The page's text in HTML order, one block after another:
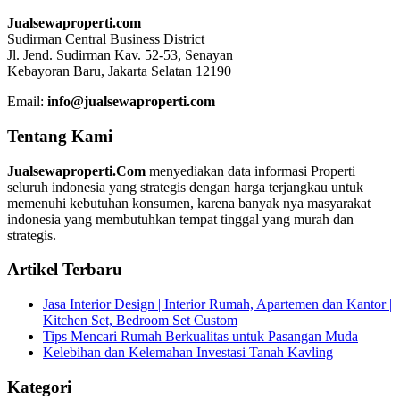
Jualsewaproperti.com
Sudirman Central Business District
Jl. Jend. Sudirman Kav. 52-53, Senayan
Kebayoran Baru, Jakarta Selatan 12190
Email: info@jualsewaproperti.com
Tentang Kami
Jualsewaproperti.Com menyediakan data informasi Properti
seluruh indonesia yang strategis dengan harga terjangkau untuk
memenuhi kebutuhan konsumen, karena banyak nya masyarakat
indonesia yang membutuhkan tempat tinggal yang murah dan
strategis.
Artikel Terbaru
Jasa Interior Design | Interior Rumah, Apartemen dan Kantor |
Kitchen Set, Bedroom Set Custom
Tips Mencari Rumah Berkualitas untuk Pasangan Muda
Kelebihan dan Kelemahan Investasi Tanah Kavling
Kategori